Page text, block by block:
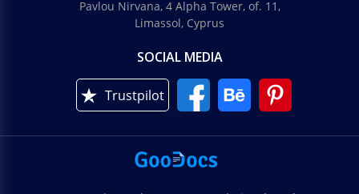
Pavlou Nirvana, 4 Alpha Tower, of. 11,
Limassol, Cyprus
SOCIAL MEDIA
Trustpilot